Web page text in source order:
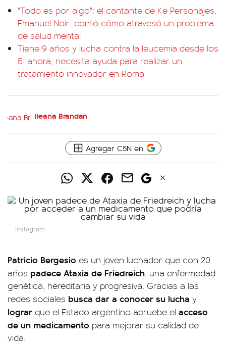
"Todo es por algo": el cantante de Ke Personajes,
Emanuel Noir, contó cómo atravesó un problema
de salud mental
Tiene 9 años y lucha contra la leucemia desde los
5: ahora, necesita ayuda para realizar un
tratamiento innovador en Roma
Ileana Brandan
Agregar C5N en
Instagram
Patricio Bergesio es un joven luchador que con 20
años padece Ataxia de Friedreich, una enfermedad
genética, hereditaria y progresiva. Gracias a las
redes sociales busca dar a conocer su lucha y
lograr que el Estado argentino apruebe el acceso
de un medicamento para mejorar su calidad de
vida.